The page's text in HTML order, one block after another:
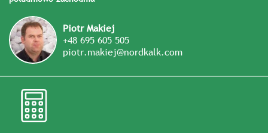
Piotr Makiej
+48 695 605 505
piotr.makiej@nordkalk.com